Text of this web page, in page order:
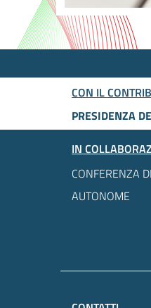
CON IL
PRESIDENZA
IN
CONFERENZA
AUTONOME